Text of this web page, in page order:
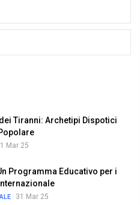
Tiranni: Archetipi Dispotici
Mar 25
Programma Educativo per i
31 Mar 25